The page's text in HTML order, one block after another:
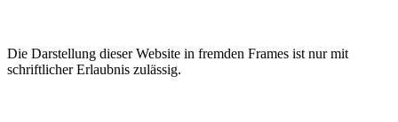
Die Darstellung dieser Website in fremden Frames ist nur mit
schriftlicher Erlaubnis zulässig.